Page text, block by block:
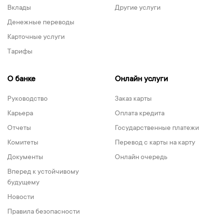
Вклады
Денежные переводы
Карточные услуги
Тарифы
Другие услуги
О банке
Руководство
Карьера
Отчеты
Комитеты
Документы
Вперед к устойчивому
будущему
Новости
Правила безопасности
Онлайн услуги
Заказ карты
Оплата кредита
Государственные платежи
Перевод с карты на карту
Онлайн очередь